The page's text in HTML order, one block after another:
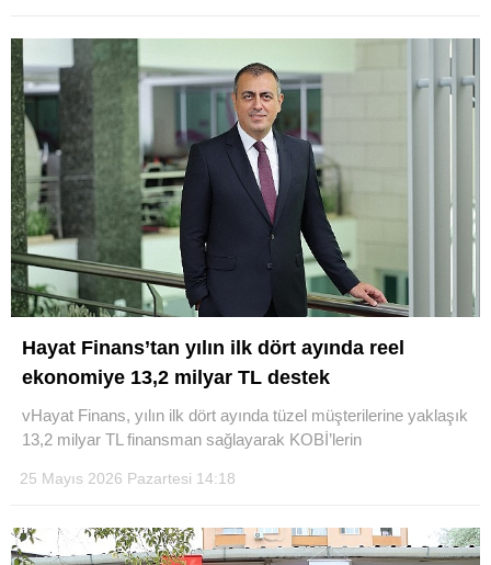
Hayat Finans’tan yılın ilk dört ayında reel
ekonomiye 13,2 milyar TL destek
vHayat Finans, yılın ilk dört ayında tüzel müşterilerine yaklaşık
13,2 milyar TL finansman sağlayarak KOBİ’lerin
25 Mayıs 2026 Pazartesi 14:18